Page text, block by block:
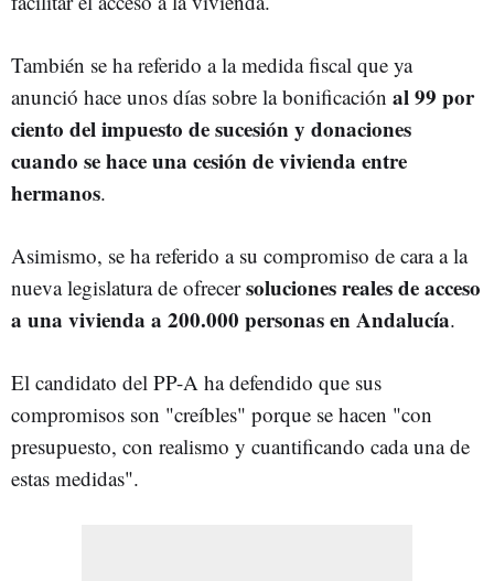
También se ha referido a la medida fiscal que ya
anunció hace unos días sobre la bonificación al 99 por
ciento del impuesto de sucesión y donaciones
cuando se hace una cesión de vivienda entre
hermanos.
Asimismo, se ha referido a su compromiso de cara a la
nueva legislatura de ofrecersoluciones reales de acceso
a una vivienda a 200.000 personas en Andalucía.
El candidato del PP-A ha defendido que sus
compromisos son "creíbles" porque se hacen "con
presupuesto, con realismo y cuantificando cada una de
estas medidas".